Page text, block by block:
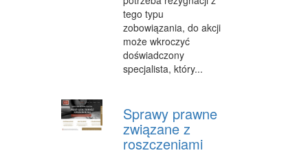
MATERIAŁY REKLAMOWE
INNE AGENCJE
WIGOR
IMPREZY INTEGRACYJNE
HOBBY
tego typu
zobowiązania, do akcji
może wkroczyć
doświadczony
specjalista, który...
Sprawy prawne
związane z
roszczeniami